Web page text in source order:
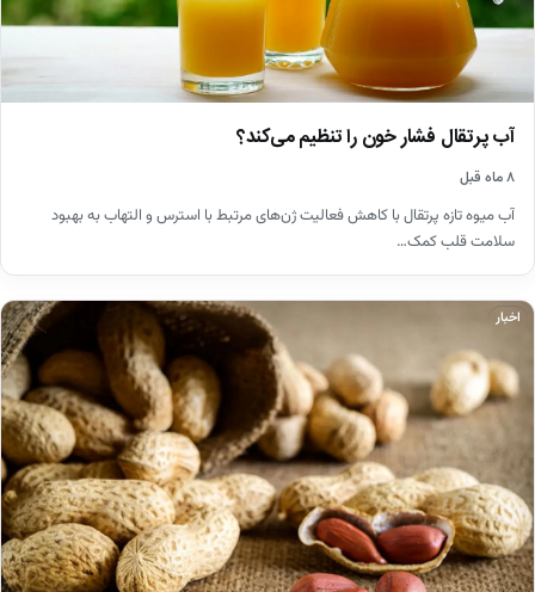
آب پرتقال فشار خون را تنظیم می‌کند؟
۸ ماه قبل
آب میوه تازه پرتقال با کاهش فعالیت ژن‌های مرتبط با استرس و التهاب به بهبود
سلامت قلب کمک…
اخبار